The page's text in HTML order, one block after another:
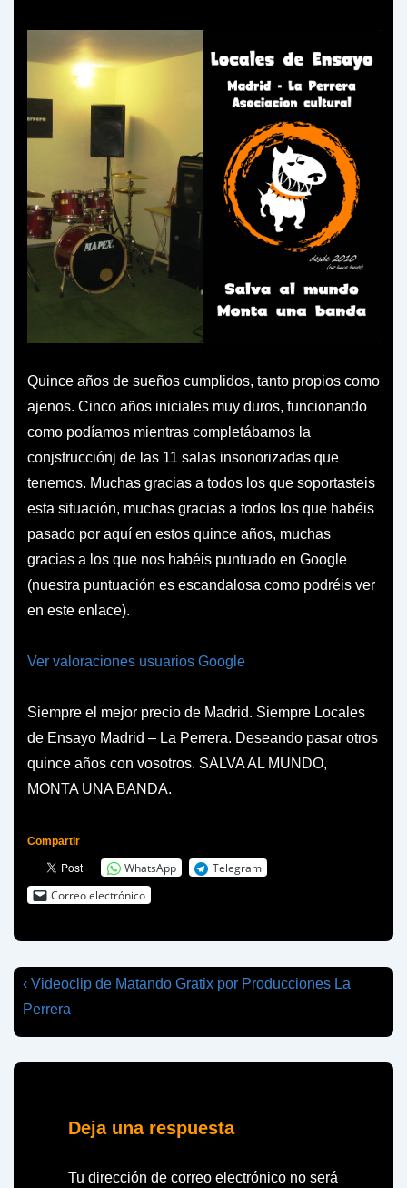
Quince años de sueños cumplidos, tanto propios como
ajenos. Cinco años iniciales muy duros, funcionando
como podíamos mientras completábamos la
conjstrucciónj de las 11 salas insonorizadas que
tenemos. Muchas gracias a todos los que soportasteis
esta situación, muchas gracias a todos los que habéis
pasado por aquí en estos quince años, muchas
gracias a los que nos habéis puntuado en Google
(nuestra puntuación es escandalosa como podréis ver
en este enlace).
Ver valoraciones usuarios Google
Siempre el mejor precio de Madrid. Siempre Locales
de Ensayo Madrid – La Perrera. Deseando pasar otros
quince años con vosotros. SALVA AL MUNDO,
MONTA UNA BANDA.
Compartir
WhatsApp
Telegram
Correo electrónico
Navegación
de
entradas
La
entrada
anterior
es
‹ Videoclip de Matando Gratix por Producciones La
Perrera
Deja una respuesta
Tu dirección de correo electrónico no será